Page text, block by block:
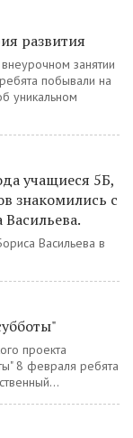
развития
занятии
побывали на
уникальном
учащиеся 5Б,
знакомились с
Васильева в
проекта
8 февраля ребята